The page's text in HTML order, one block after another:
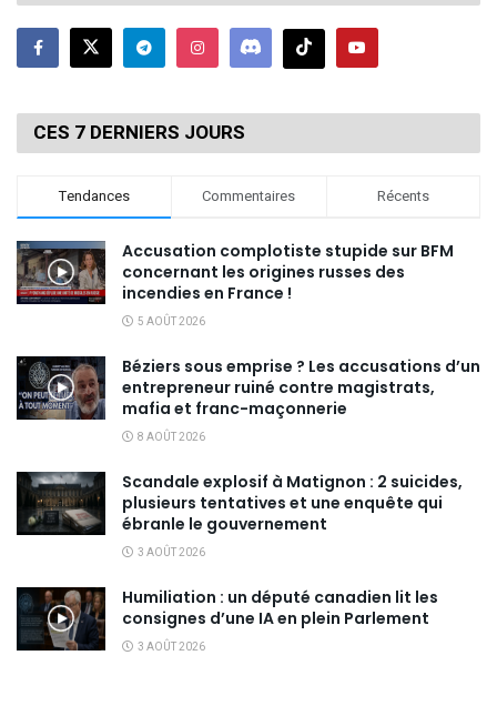
CES 7 DERNIERS JOURS
Tendances Commentaires Récents
Accusation complotiste stupide sur BFM
concernant les origines russes des
incendies en France !
5 AOÛT 2026
Béziers sous emprise ? Les accusations d’un
entrepreneur ruiné contre magistrats,
mafia et franc-maçonnerie
8 AOÛT 2026
Scandale explosif à Matignon : 2 suicides,
plusieurs tentatives et une enquête qui
ébranle le gouvernement
3 AOÛT 2026
Humiliation : un député canadien lit les
consignes d’une IA en plein Parlement
3 AOÛT 2026